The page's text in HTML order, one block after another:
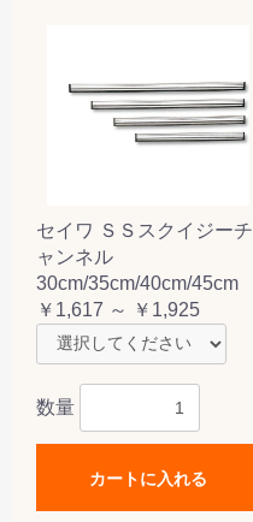
セイワ ＳＳスクイジーチ
ャンネル
30cm/35cm/40cm/45cm
￥1,617 ～ ￥1,925
数量
カートに入れる